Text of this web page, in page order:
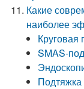
Какие
наиболее
Круговая
SMAS-